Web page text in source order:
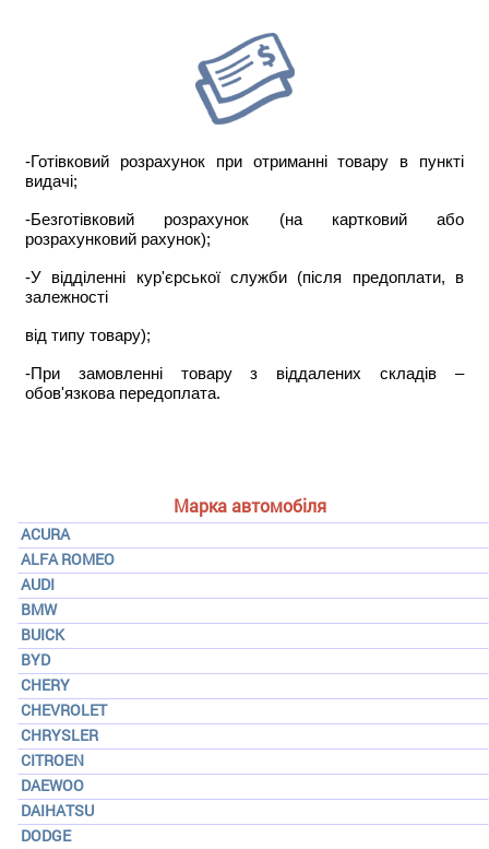
Марка автомобіля
ACURA
ALFA ROMEO
AUDI
BMW
BUICK
BYD
CHERY
CHEVROLET
CHRYSLER
CITROEN
DAEWOO
DAIHATSU
DODGE
-Готівковий розрахунок при отриманні товару в пункті
видачі;
-Безготівковий розрахунок (на картковий або
розрахунковий рахунок);
-У відділенні кур'єрської служби (після предоплати, в
залежності
від типу товару);
-При замовленні товару з віддалених складів –
обов'язкова передоплата.